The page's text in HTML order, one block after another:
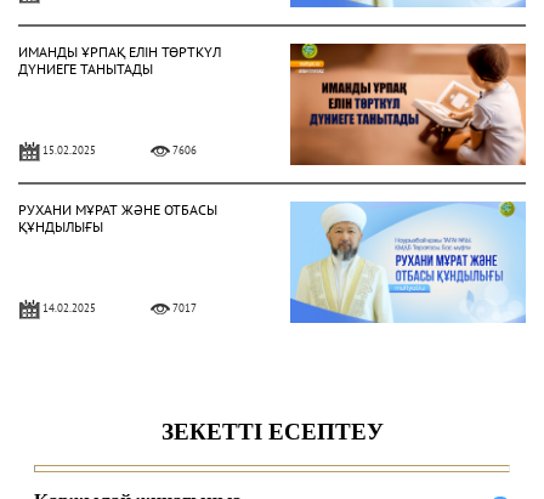
ИМАНДЫ ҰРПАҚ ЕЛІН ТӨРТКҮЛ
ДҮНИЕГЕ ТАНЫТАДЫ
15.02.2025 7606
РУХАНИ МҰРАТ ЖӘНЕ ОТБАСЫ
ҚҰНДЫЛЫҒЫ
14.02.2025 7017
05.02.2025 6515